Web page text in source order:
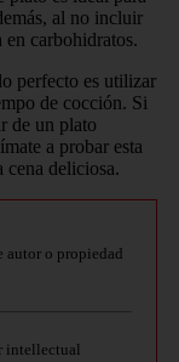
al no incluir
en carbohidratos.
perfecto es utilizar
de cocción. Si
de un plato
a probar esta
cena deliciosa.
autor o propiedad
intellectual